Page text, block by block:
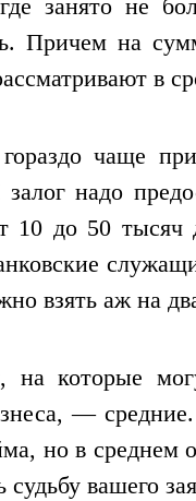
занято не
Причем на
в
чаще
надо
10 до 50 тысяч
взять аж на
которые
—
но в среднем
судьбу вашего